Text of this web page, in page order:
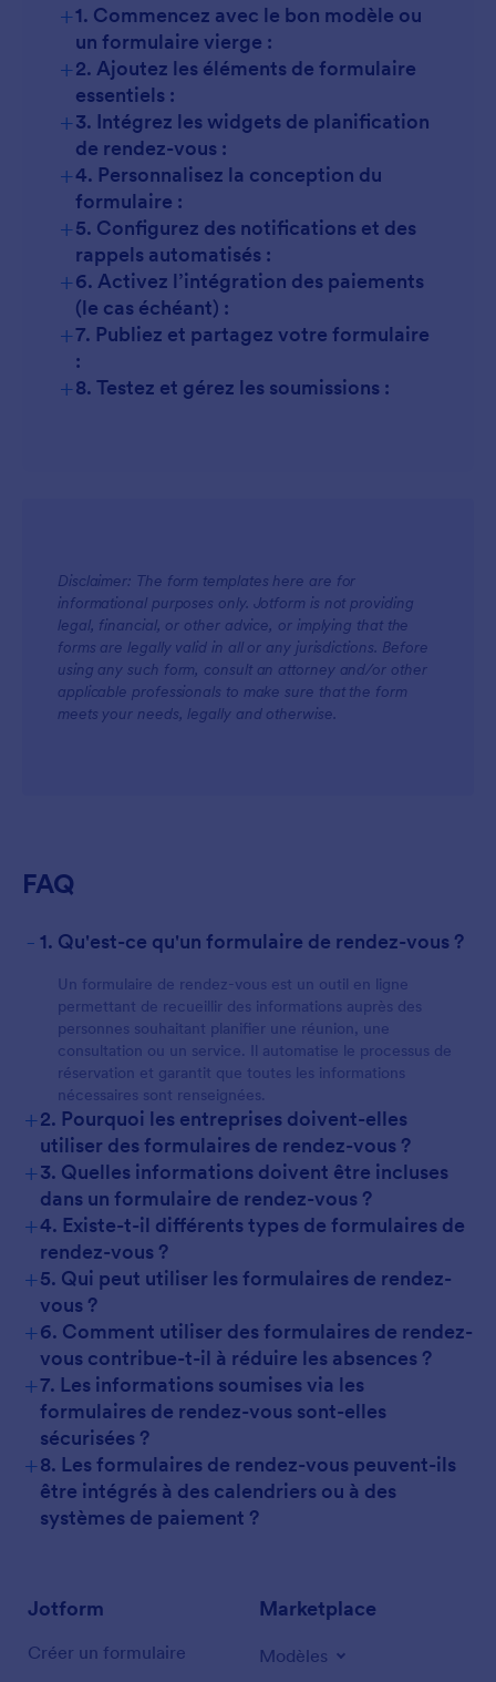
Consultations :
Rendez-vous événementiel :
+1. Commencez avec le bon modèle ou
un formulaire vierge :
+2. Ajoutez les éléments de formulaire
essentiels :
Médical :
Salon :
Enseignement :
Consultation :
+3. Intégrez les widgets de planification
de rendez-vous :
+4. Personnalisez la conception du
formulaire :
+5. Configurez des notifications et des
rappels automatisés :
+6. Activez l’intégration des paiements
(le cas échéant) :
+7. Publiez et partagez votre formulaire
:
+8. Testez et gérez les soumissions :
Disclaimer: The form templates here are for
informational purposes only. Jotform is not providing
legal, financial, or other advice, or implying that the
forms are legally valid in all or any jurisdictions. Before
using any such form, consult an attorney and/or other
applicable professionals to make sure that the form
meets your needs, legally and otherwise.
FAQ
- 1. Qu'est-ce qu'un formulaire de rendez-vous ?
Un formulaire de rendez-vous est un outil en ligne
permettant de recueillir des informations auprès des
personnes souhaitant planifier une réunion, une
consultation ou un service. Il automatise le processus de
réservation et garantit que toutes les informations
nécessaires sont renseignées.
+2. Pourquoi les entreprises doivent-elles
utiliser des formulaires de rendez-vous ?
+3. Quelles informations doivent être incluses
dans un formulaire de rendez-vous ?
+4. Existe-t-il différents types de formulaires de
rendez-vous ?
+5. Qui peut utiliser les formulaires de rendez-
vous ?
+6. Comment utiliser des formulaires de rendez-
vous contribue-t-il à réduire les absences ?
+7. Les informations soumises via les
formulaires de rendez-vous sont-elles
sécurisées ?
+8. Les formulaires de rendez-vous peuvent-ils
être intégrés à des calendriers ou à des
systèmes de paiement ?
Jotform
Créer un formulaire
Marketplace
Modèles